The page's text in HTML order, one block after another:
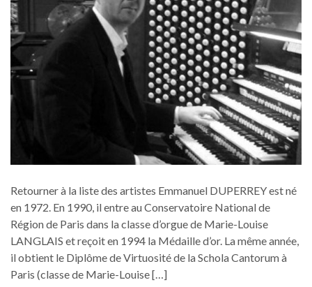
Retourner à la liste des artistes Emmanuel DUPERREY est né
en 1972. En 1990, il entre au Conservatoire National de
Région de Paris dans la classe d’orgue de Marie-Louise
LANGLAIS et reçoit en 1994 la Médaille d’or. La même année,
il obtient le Diplôme de Virtuosité de la Schola Cantorum à
Paris (classe de Marie-Louise […]